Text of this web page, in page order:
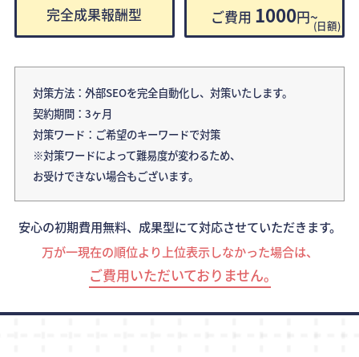
完全成果報酬型 ご費用 1000円~(日額)
対策方法：外部SEOを完全自動化し、対策いたします。
契約期間：3ヶ月
対策ワード：ご希望のキーワードで対策
※対策ワードによって難易度が変わるため、
お受けできない場合もございます。
安心の初期費用無料、成果型にて対応させていただきます。
万が一現在の順位より上位表示しなかった場合は、
ご費用いただいておりません｡